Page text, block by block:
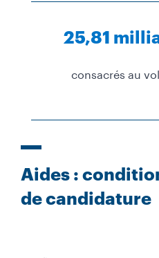
25,81
consacrés au
Aides :
de candidature